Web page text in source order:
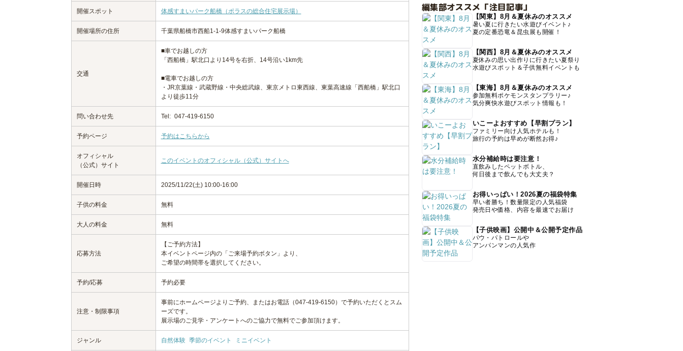
開催スポット 体感すまいパーク船橋（ポラスの総合住宅展示場）
開催場所の住所 千葉県船橋市西船1-1-9体感すまいパーク船橋
交通
■車でお越しの方
「西船橋」駅北口より14号を右折、14号沿い1km先
■電車でお越しの方
・JR京葉線・武蔵野線・中央総武線、東京メトロ東西線、東葉高速線「西船橋」駅北口
より徒歩11分
問い合わせ先 Tel: 047-419-6150
予約ページ 予約はこちらから
オフィシャル
（公式）サイト
このイベントのオフィシャル（公式）サイトへ
開催日時 2025/11/22(土) 10:00-16:00
子供の料金 無料
大人の料金 無料
応募方法
【ご予約方法】
本イベントページ内の「ご来場予約ボタン」より、
ご希望の時間帯を選択してください。
予約/応募 予約必要
注意・制限事項
事前にホームページよりご予約、またはお電話（047-419-6150）で予約いただくとスム
ーズです。
展示場のご見学・アンケートへのご協力で無料でご参加頂けます。
ジャンル 自然体験 季節のイベント ミニイベント
編集部オススメ「注目記事」
【関東】8月＆夏休みのオススメ
暑い夏に行きたい水遊びイベント♪
夏の定番恐竜＆昆虫展も開催！
【関西】8月＆夏休みのオススメ
夏休みの思い出作りに行きたい夏祭り
水遊びスポット＆子供無料イベントも
【東海】8月＆夏休みのオススメ
参加無料ポケモンスタンプラリー♪
気分爽快水遊びスポット情報も！
いこーよおすすめ【早割プラン】
ファミリー向け人気ホテルも！
旅行の予約は早めが断然お得♪
水分補給時は要注意！
直飲みしたペットボトル、
何日後まで飲んでも大丈夫？
お得いっぱい！2026夏の福袋特集
早い者勝ち！数量限定の人気福袋
発売日や価格、内容を最速でお届け
【子供映画】公開中＆公開予定作品
パウ・パトロールや
アンパンマンの人気作